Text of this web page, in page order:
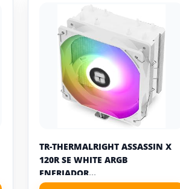
TR-THERMALRIGHT ASSASSIN X
120R SE WHITE ARGB
ENFRIADOR...